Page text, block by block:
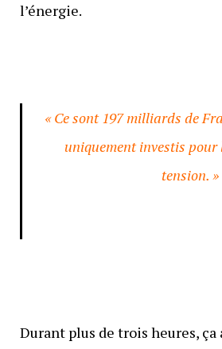
l’énergie.
« Ce sont 197 milliards de
uniquement investis pour
tension. »
Durant plus de trois heures, ça